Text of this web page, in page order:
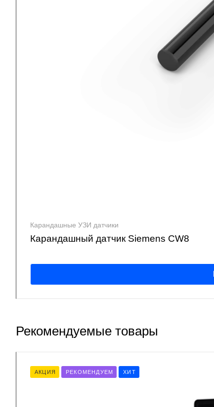
Карандашные УЗИ датчики
Карандашный датчик Siemens CW8
Рекомендуемые товары
АКЦИЯ РЕКОМЕНДУЕМ ХИТ